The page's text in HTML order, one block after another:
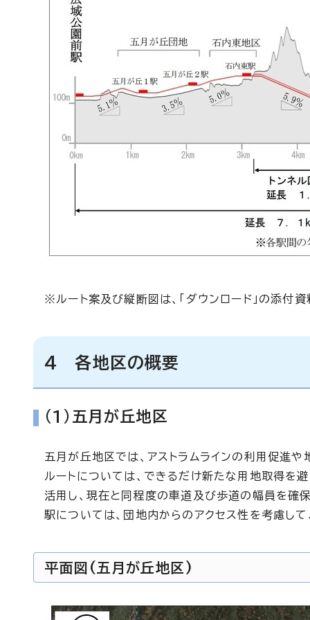
※ルート案及び縦断図は、「ダウンロード」の添付
4 各地区の概要
（1）五月が丘地区
五月が丘地区では、アストラムラインの利用促進
ルートについては、できるだけ新たな用地取得
活用し、現在と同程度の車道及び歩道の幅員を確保
駅については、団地内からのアクセス性を考慮し
平面図(五月が丘地区)